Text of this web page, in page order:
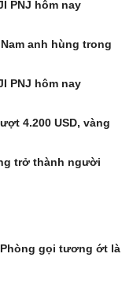
PNJ hôm nay
anh hùng trong
PNJ hôm nay
4.200 USD, vàng
trở thành người
gọi tương ớt là